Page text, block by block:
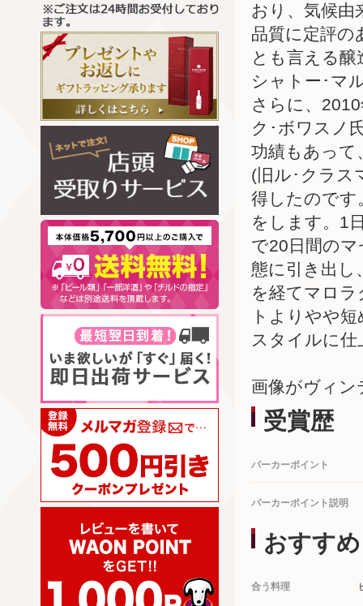
おり、気候
品質に定評の
とも言える
シャトー･マ
さらに、
ク･ボワスノ
功績もあって
(旧ル･クラス
得したのです
をします。1
で20日間の
態に引き出し
を経てマロ
トよりやや
スタイルに
画像がヴィン
受賞歴
パーカーポイント
パーカーポイント説明
おすすめ
合う料理